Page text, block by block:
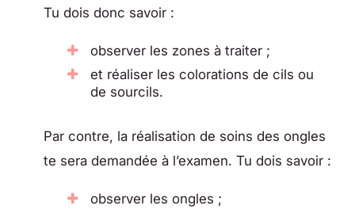
Tu dois donc savoir :
observer les zones à traiter ;
et réaliser les colorations de cils ou
de sourcils.
Par contre, la réalisation de soins des ongles
te sera demandée à l’examen. Tu dois savoir :
observer les ongles ;